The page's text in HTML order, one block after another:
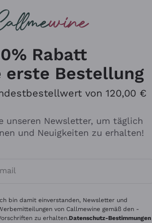
San Leonardo
Divella
Für
Rabatt
erste Bestellung
von 120,00 €
unseren Newsletter, um täglich
und Neuigkeiten zu erhalten!
Einwilligungen zum Erhalt von
bin damit einverstanden, Newsletter und
von Callmewine gemäß den -
zu erhalten.Datenschutz-Bestimmungen